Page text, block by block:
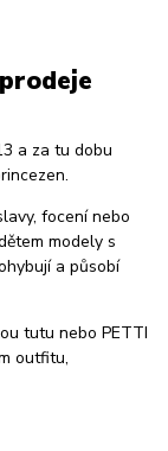
a za tu dobu
focení nebo
modely s
a působí
tutu nebo PETTI
outfitu,